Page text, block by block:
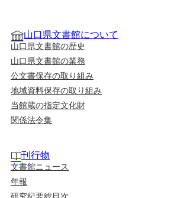
山口県文書館について
山口県文書館の歴史
山口県文書館の業務
公文書保存の取り組み
地域資料保存の取り組み
当館蔵の指定文化財
関係法令集
刊行物
文書館ニュース
年報